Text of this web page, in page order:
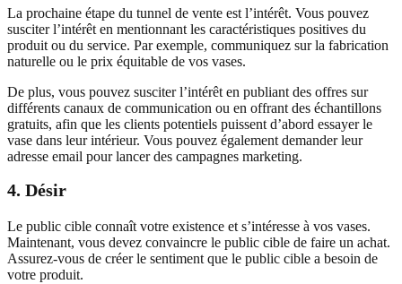
La prochaine étape du tunnel de vente est l’intérêt. Vous pouvez
susciter l’intérêt en mentionnant les caractéristiques positives du
produit ou du service. Par exemple, communiquez sur la fabrication
naturelle ou le prix équitable de vos vases.
De plus, vous pouvez susciter l’intérêt en publiant des offres sur
différents canaux de communication ou en offrant des échantillons
gratuits, afin que les clients potentiels puissent d’abord essayer le
vase dans leur intérieur. Vous pouvez également demander leur
adresse email pour lancer des campagnes marketing.
4. Désir
Le public cible connaît votre existence et s’intéresse à vos vases.
Maintenant, vous devez convaincre le public cible de faire un achat.
Assurez-vous de créer le sentiment que le public cible a besoin de
votre produit.